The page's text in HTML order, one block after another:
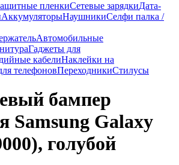
пленкиСетевые зарядкиДата-
АккумуляторыНаушникиСелфи палка /
Автомобильные
Гаджеты для
кабелиНаклейки на
телефоновПереходникиСтилусы
бампер
Samsung Galaxy
голубой